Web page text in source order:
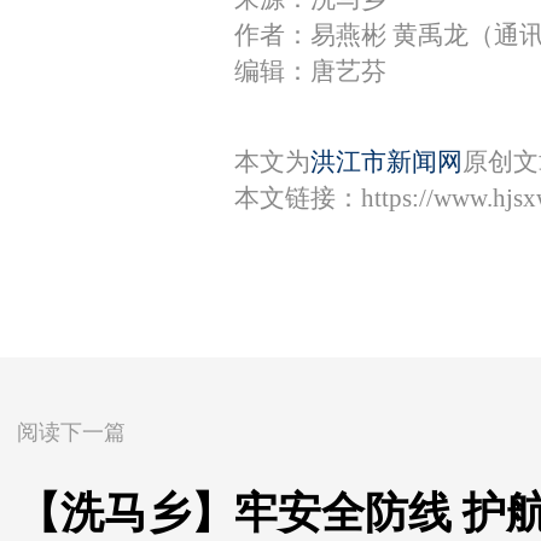
作者：易燕彬 黄禹龙（通
编辑：唐艺芬
本文为洪江市新闻网 原创
本文链接： https://
阅读下一篇
【洗马乡】牢安全防线 护